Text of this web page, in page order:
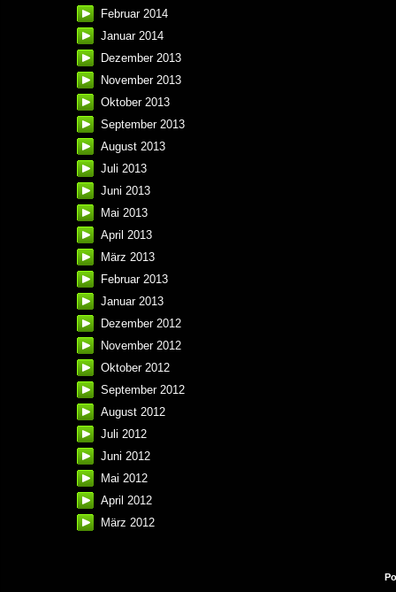
Februar 2014
Januar 2014
Dezember 2013
November 2013
Oktober 2013
September 2013
August 2013
Juli 2013
Juni 2013
Mai 2013
April 2013
März 2013
Februar 2013
Januar 2013
Dezember 2012
November 2012
Oktober 2012
September 2012
August 2012
Juli 2012
Juni 2012
Mai 2012
April 2012
März 2012